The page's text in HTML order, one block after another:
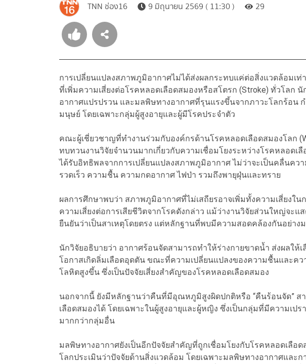
TNN ช่อง16 9 มิถุนายน 2569 ( 11:30 ) 29
การเปลี่ยนแปลงสภาพภูมิอากาศไม่ได้ส่งผลกระทบแค่ต่อสิ่งแวดล้อมเ
ที่เพิ่มความเสี่ยงต่อโรคหลอดเลือดสมองหรือสโตรก (Stroke) ทั่วโลก
อากาศแปรปรวน และมลพิษทางอากาศที่รุนแรงขึ้นจากภาวะโลกร้อน
มนุษย์ โดยเฉพาะกลุ่มผู้สูงอายุและผู้มีโรคประจำตัว
คณะผู้เชี่ยวชาญที่ทำงานร่วมกับองค์กรด้านโรคหลอดเลือดสมองโลก
ทบทวนงานวิจัยจำนวนมากเกี่ยวกับความเชื่อมโยงระหว่างโรคหลอดเ
ได้รับอิทธิพลจากการเปลี่ยนแปลงสภาพภูมิอากาศ ไม่ว่าจะเป็นคลื่นค
รวดเร็ว ความชื้น ความกดอากาศ ไฟป่า รวมถึงพายุฝุ่นและทราย
ผลการศึกษาพบว่า สภาพภูมิอากาศที่ไม่เสถียรอาจเพิ่มทั้งความเสี่ยงใน
ความเสี่ยงต่อการเสียชีวิตจากโรคดังกล่าว แม้ว่างานวิจัยส่วนใหญ่จะแ
ยืนยันว่าเป็นสาเหตุโดยตรง แต่หลักฐานที่พบมีความสอดคล้องกันอย่าง
นักวิจัยอธิบายว่า อากาศร้อนจัดสามารถทำให้ร่างกายขาดน้ำ ส่งผลใ
โอกาสเกิดลิ่มเลือดอุดตัน ขณะที่ความเปลี่ยนแปลงของความชื้นและค
โลหิตสูงขึ้น ซึ่งเป็นปัจจัยเสี่ยงสำคัญของโรคหลอดเลือดสมอง
นอกจากนี้ ยังมีหลักฐานว่าคืนที่มีอุณหภูมิสูงผิดปกติหรือ “คืนร้อนจัด” ส
เลือดสมองได้ โดยเฉพาะในผู้สูงอายุและผู้หญิง ซึ่งเป็นกลุ่มที่มีความเป
มากกว่ากลุ่มอื่น
มลพิษทางอากาศยังเป็นอีกปัจจัยสำคัญที่ถูกเชื่อมโยงกับโรคหลอดเลือ
โลกประเมินว่าปัจจัยด้านสิ่งแวดล้อม โดยเฉพาะมลพิษทางอากาศและก